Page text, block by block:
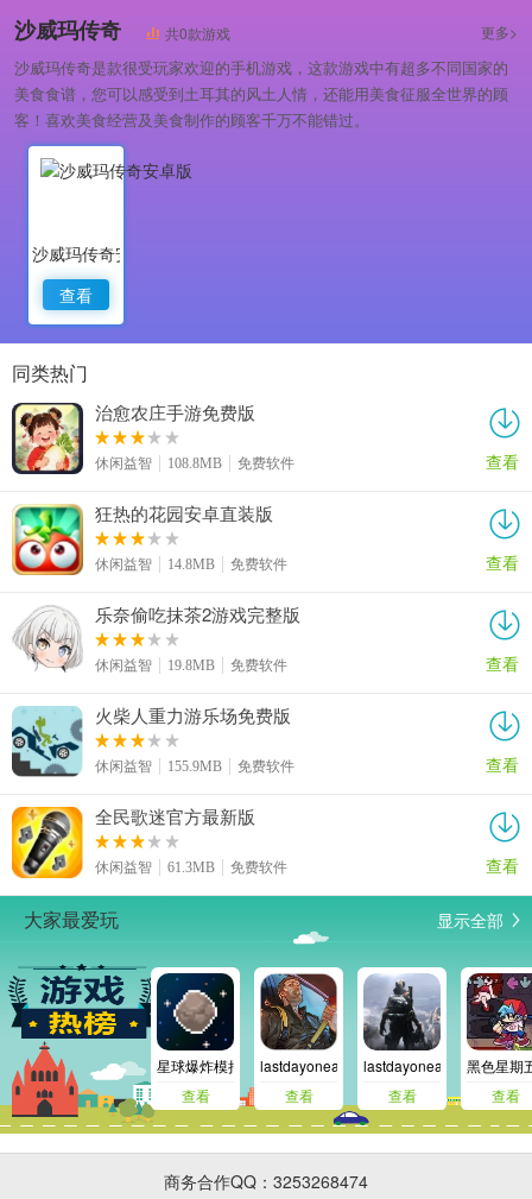
沙威玛传奇 共0款游戏 更多>
沙威玛传奇是款很受玩家欢迎的手机游戏，这款游戏中有超多不同国家的
美食食谱，您可以感受到土耳其的风土人情，还能用美食征服全世界的顾
客！喜欢美食经营及美食制作的顾客千万不能错过。
沙威玛传奇安卓版
查看
同类热门
治愈农庄手游免费版
休闲益智 108.8MB 免费软件 查看
狂热的花园安卓直装版
休闲益智 14.8MB 免费软件 查看
乐奈偷吃抹茶2游戏完整版
休闲益智 19.8MB 免费软件 查看
火柴人重力游乐场免费版
休闲益智 155.9MB 免费软件 查看
全民歌迷官方最新版
休闲益智 61.3MB 免费软件 查看
大家最爱玩 显示全部
星球爆炸模拟器安卓版
查看
lastdayonearth
查看
lastdayonearth欧洲
查看
黑色星期
查看
商务合作QQ：3253268474